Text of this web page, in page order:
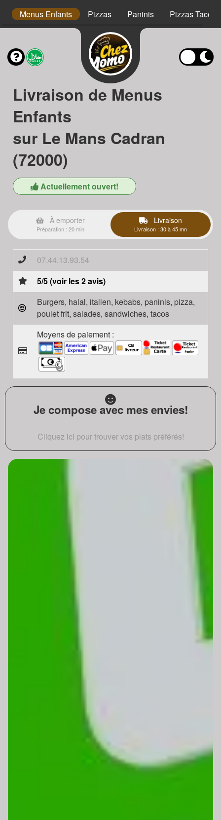
Menus Enfants Pizzas Paninis Pizzas Tacos
Livraison de Menus
Enfants
sur Le Mans Cadran
(72000)
Actuellement ouvert!
À emporter
Préparation : 20 min
Livraison
Livraison : 30 à 45 mn
07.44.13.93.54
5/5 (voir les 2 avis)
Burgers, halal, italien, kebabs, paninis, pizza,
poulet frit, salades, sandwiches, tacos
Moyens de paiement :
Je compose avec mes envies!
Cliquez ici pour trouver vos plats préférés!